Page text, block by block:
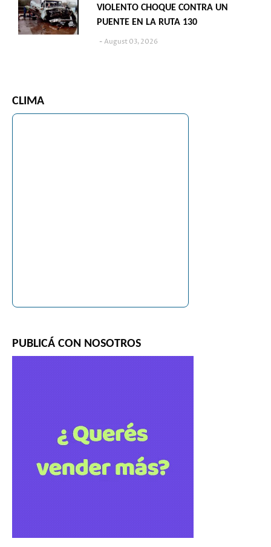
VIOLENTO CHOQUE CONTRA UN
PUENTE EN LA RUTA 130
August 03, 2026
CLIMA
PUBLICÁ CON NOSOTROS